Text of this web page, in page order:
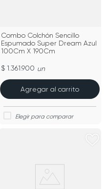
Combo Colchón Sencillo
Espumado Super Dream Azul
100Cm X 190Cm
$ 1.361.900 un
Agregar al carrito